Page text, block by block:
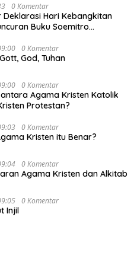
0 Komentar
Deklarasi Hari Kebangkitan
Buku Soemitro
& Simposium Nasional
Perekonomian Nasional dan
0 Komentar
God, Tuhan
0 Komentar
Agama Kristen Katolik
Protestan?
0 Komentar
Kristen itu Benar?
0 Komentar
Agama Kristen dan Alkitab
0 Komentar
Injil